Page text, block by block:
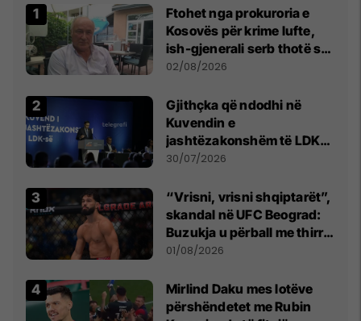
Ftohet nga prokuroria e
Kosovës për krime lufte,
ish-gjenerali serb thotë se
dikush e tradhtoi në
02/08/2026
Gjithçka që ndodhi në
Kuvendin e
jashtëzakonshëm të LDK-
së
30/07/2026
“Vrisni, vrisni shqiptarët”,
skandal në UFC Beograd:
Buzukja u përball me thirrje
anti-shqiptare nga
01/08/2026
Mirlind Daku mes lotëve
përshëndetet me Rubin